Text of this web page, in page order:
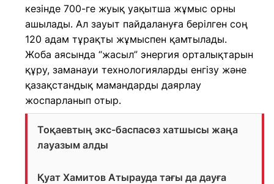
кезінде 700-ге жуық уақытша жұмыс орны
ашылады. Ал зауыт пайдалануға берілген соң
120 адам тұрақты жұмыспен қамтылады.
Жоба аясында “жасыл” энергия орталықтарын
құру, заманауи технологияларды енгізу және
қазақстандық мамандарды даярлау
жоспарланып отыр.
Тоқаевтың экс-баспасөз хатшысы жаңа
лауазым алды
Қуат Хамитов Атырауда тағы да дауға